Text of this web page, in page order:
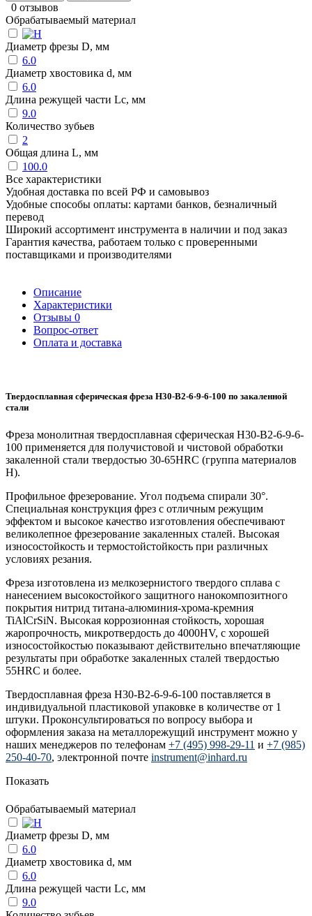
0 отзывов
Обрабатываемый материал
Диаметр фрезы D, мм
6.0
Диаметр хвостовика d, мм
6.0
Длина режущей части Lc, мм
9.0
Количество зубьев
2
Общая длина L, мм
100.0
Все характеристики
Удобная доставка по всей РФ и самовывоз
Удобные способы оплаты: картами банков, безналичный
перевод
Широкий ассортимент инструмента в наличии и под заказ
Гарантия качества, работаем только с проверенными
поставщиками и производителями
Описание
Характеристики
Отзывы 0
Вопрос-ответ
Оплата и доставка
Твердосплавная сферическая фреза H30-B2-6-9-6-100 по закаленной
стали
Фреза монолитная твердосплавная сферическая H30-B2-6-9-6-
100 применяется для получистовой и чистовой обработки
закаленной стали твердостью 30-65HRC (группа материалов
H).
Профильное фрезерование. Угол подъема спирали 30°.
Специальная конструкция фрез с отличным режущим
эффектом и высокое качество изготовления обеспечивают
великолепное фрезерование закаленных сталей. Высокая
износостойкость и термостойстойкость при различных
условиях резания.
Фреза изготовлена из мелкозернистого твердого сплава с
нанесением высокостойкого защитного нанокомпозитного
покрытия нитрид титана-алюминия-хрома-кремния
TiAlCrSiN. Высокая коррозионная стойкость, хорошая
жаропрочность, микротвердость до 4000HV, с хорошей
износостойкостью показывают действительно впечатляющие
результаты при обработке закаленных сталей твердостью
55HRC и более.
Твердосплавная фреза H30-B2-6-9-6-100 поставляется в
индивидуальной пластиковой упаковке в количестве от 1
штуки. Проконсультироваться по вопросу выбора и
оформления заказа на металлорежущий инструмент можно у
наших менеджеров по телефонам +7 (495) 998-29-11 и +7 (985)
250-40-70, электронной почте instrument@inhard.ru
Показать
Обрабатываемый материал
Диаметр фрезы D, мм
6.0
Диаметр хвостовика d, мм
6.0
Длина режущей части Lc, мм
9.0